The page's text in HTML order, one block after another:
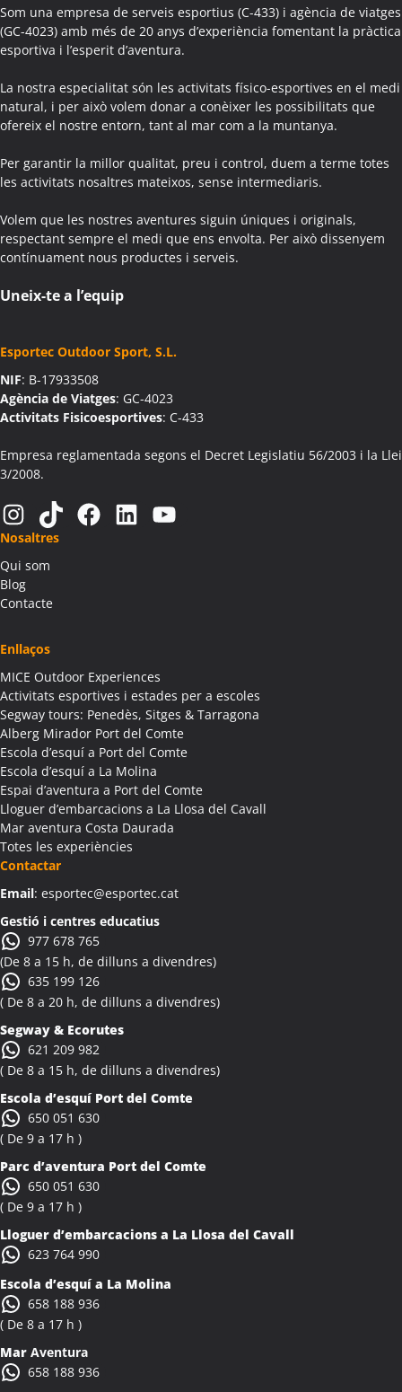
Activitats Teambuilding Empreses Aguilar de Segarra
Activitats Família Amics Aguilar de Segarra
Colònies Escolars Aguilar de Segarra
Activitats Teambuilding Empreses Agullana
Activitats Família Amics Agullana
Colònies Escolars Agullana
Activitats Família Amics Aiguafreda
Activitats Teambuilding Empreses Aiguamúrcia
Activitats Família Amics Aiguamúrcia
Colònies Escolars Aiguamúrcia
Activitats Teambuilding Empreses Aiguaviva
Activitats Teambuilding Empreses Aín
Activitats Família Amics Aín
Colònies Escolars Aín
Activitats Teambuilding Empreses Aitona
Activitats Família Amics Aitona
Colònies Escolars Aitona
Activitats Teambuilding Empreses Alàs i Cerc
Activitats Família Amics Alàs i Cerc
Colònies Escolars Alàs i Cerc
Activitats Teambuilding Empreses Albagés
Activitats Família Amics Albagés
Colònies Escolars Albanyà
Activitats Teambuilding Empreses Albatàrrec
Activitats Família Amics Albatàrrec
Colònies Escolars Albatàrrec
Activitats Teambuilding Empreses Albesa
Activitats Família Amics Albesa
Colònies Escolars Albesa
Activitats Teambuilding Empreses Albi
Activitats Família Amics Albi
Colònies Escolars Albi
Activitats Teambuilding Empreses Albinyana
Activitats Família Amics Albinyana
Colònies Escolars Albinyana
Activitats Teambuilding Empreses Albiol
Activitats Família Amics Albiol
Colònies Escolars Albiol
Activitats Teambuilding Empreses Albocàsser
Colònies Escolars Albocàsser
Activitats Teambuilding Empreses Albons
Colònies Escolars Albons
Activitats Teambuilding Empreses Alcalà de Xivert
Colònies Escolars Alcalà de Xivert
Activitats Família Amics Alcanar
Colònies Escolars Alcanar
Activitats Família Amics Alcanó
Som una empresa de serveis esportius (C-433) i agència de viatges
(GC-4023) amb més de 20 anys d’experiència fomentant la pràctica
esportiva i l’esperit d’aventura.
La nostra especialitat són les activitats físico-esportives en el medi
natural, i per això volem donar a conèixer les possibilitats que
ofereix el nostre entorn, tant al mar com a la muntanya.
Per garantir la millor qualitat, preu i control, duem a terme totes
les activitats nosaltres mateixos, sense intermediaris.
Volem que les nostres aventures siguin úniques i originals,
respectant sempre el medi que ens envolta. Per això dissenyem
contínuament nous productes i serveis.
Uneix-te a l’equip
Esportec Outdoor Sport, S.L.
NIF: B-17933508
Agència de Viatges: GC-4023
Activitats Fisicoesportives: C-433
Empresa reglamentada segons el Decret Legislatiu 56/2003 i la Llei
3/2008.
Instagram TikTok Facebook LinkedIn YouTube
Nosaltres
Qui som
Blog
Contacte
Enllaços
MICE Outdoor Experiences
Activitats esportives i estades per a escoles
Segway tours: Penedès, Sitges & Tarragona
Alberg Mirador Port del Comte
Escola d’esquí a Port del Comte
Escola d’esquí a La Molina
Espai d’aventura a Port del Comte
Lloguer d’embarcacions a La Llosa del Cavall
Mar aventura Costa Daurada
Totes les experiències
Contactar
Email: esportec@esportec.cat
Gestió i centres educatius
977 678 765
(De 8 a 15 h, de dilluns a divendres)
635 199 126
( De 8 a 20 h, de dilluns a divendres)
Segway & Ecorutes
621 209 982
( De 8 a 15 h, de dilluns a divendres)
Escola d’esquí Port del Comte
650 051 630
( De 9 a 17 h )
Parc d’aventura Port del Comte
650 051 630
( De 9 a 17 h )
Lloguer d’embarcacions a La Llosa del Cavall
623 764 990
Escola d’esquí a La Molina
658 188 936
( De 8 a 17 h )
Mar Aventura
658 188 936